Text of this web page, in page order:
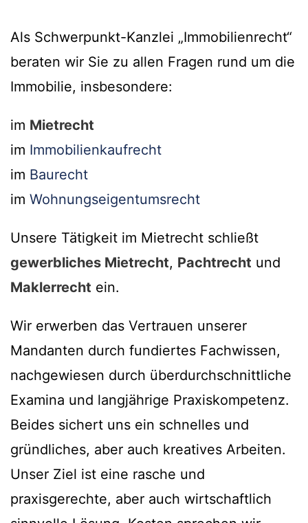
Als Schwerpunkt-Kanzlei „Immobilienrecht“
beraten wir Sie zu allen Fragen rund um die
Immobilie, insbesondere:
im Mietrecht
im Immobilienkaufrecht
im Baurecht
im Wohnungseigentumsrecht
Unsere Tätigkeit im Mietrecht schließt
gewerbliches Mietrecht, Pachtrecht und
Maklerrecht ein.
Wir erwerben das Vertrauen unserer
Mandanten durch fundiertes Fachwissen,
nachgewiesen durch überdurchschnittliche
Examina und langjährige Praxiskompetenz.
Beides sichert uns ein schnelles und
gründliches, aber auch kreatives Arbeiten.
Unser Ziel ist eine rasche und
praxisgerechte, aber auch wirtschaftlich